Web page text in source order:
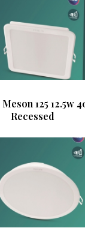
125 12.5w
Recessed